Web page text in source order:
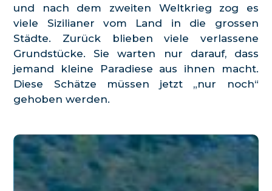
und nach dem zweiten Weltkrieg zog es
viele Sizilianer vom Land in die grossen
Städte. Zurück blieben viele verlassene
Grundstücke. Sie warten nur darauf, dass
jemand kleine Paradiese aus ihnen macht.
Diese Schätze müssen jetzt „nur noch“
gehoben werden.